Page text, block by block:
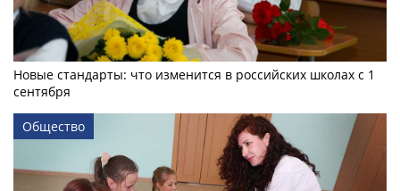
Новые стандарты: что изменится в российских школах с 1
сентября
Общество